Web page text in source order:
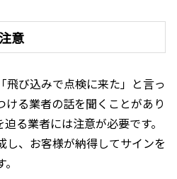
意
飛び込みで点検に来た」と言っ
ける業者の話を聞くことがあり
る業者には注意が必要です。
し、お客様が納得してサインを